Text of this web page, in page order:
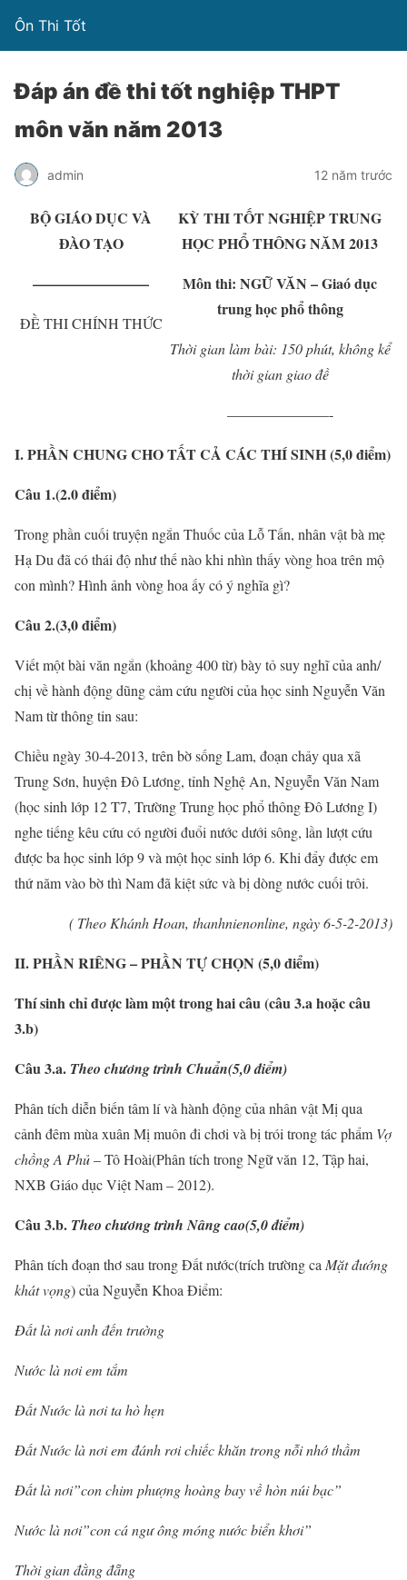
Ôn Thi Tốt
Đáp án đề thi tốt nghiệp THPT
môn văn năm 2013
admin 12 năm trước
BỘ GIÁO DỤC VÀ
ĐÀO TẠO
————————
ĐỀ THI CHÍNH THỨC
KỲ THI TỐT NGHIỆP TRUNG
HỌC PHỔ THÔNG NĂM 2013
Môn thi: NGỮ VĂN – Giaó dục
trung học phổ thông
Thời gian làm bài: 150 phút, không kể
thời gian giao đề
———————-
I. PHẦN CHUNG CHO TẤT CẢ CÁC THÍ SINH (5,0 điểm)
Câu 1.(2.0 điểm)
Trong phần cuối truyện ngắn Thuốc của Lỗ Tấn, nhân vật bà mẹ
Hạ Du đã có thái độ như thế nào khi nhìn thấy vòng hoa trên mộ
con mình? Hình ảnh vòng hoa ấy có ý nghĩa gì?
Câu 2.(3,0 điểm)
Viết một bài văn ngắn (khoảng 400 từ) bày tỏ suy nghĩ của anh/
chị về hành động dũng cảm cứu người của học sinh Nguyễn Văn
Nam từ thông tin sau:
Chiều ngày 30-4-2013, trên bờ sống Lam, đoạn chảy qua xã
Trung Sơn, huyện Đô Lương, tỉnh Nghệ An, Nguyễn Văn Nam
(học sinh lớp 12 T7, Trường Trung học phổ thông Đô Lương I)
nghe tiếng kêu cứu có người đuổi nước dưới sông, lần lượt cứu
được ba học sinh lớp 9 và một học sinh lớp 6. Khi đẩy được em
thứ năm vào bờ thì Nam đã kiệt sức và bị dòng nước cuối trôi.
( Theo Khánh Hoan, thanhnienonline, ngày 6-5-2-2013)
II. PHẦN RIÊNG – PHẦN TỰ CHỌN (5,0 điểm)
Thí sinh chỉ được làm một trong hai câu (câu 3.a hoặc câu
3.b)
Câu 3.a. Theo chương trình Chuẩn(5,0 điểm)
Phân tích diễn biến tâm lí và hành động của nhân vật Mị qua
cảnh đêm mùa xuân Mị muôn đi chơi và bị trói trong tác phẩm Vợ
chồng A Phủ– Tô Hoài(Phân tích trong Ngữ văn 12, Tập hai,
NXB Giáo dục Việt Nam – 2012).
Câu 3.b. Theo chương trình Nâng cao(5,0 điểm)
Phân tích đoạn thơ sau trong Đất nước(trích trường ca Mặt đướng
khát vọng) của Nguyễn Khoa Điểm:
Đất là nơi anh đến trường
Nước là nơi em tắm
Đất Nước là nơi ta hò hẹn
Đất Nước là nơi em đánh rơi chiếc khăn trong nỗi nhớ thầm
Đất là nơi”con chim phượng hoàng bay về hòn núi bạc”
Nước là nơi”con cá ngư ông móng nước biển khơi”
Thời gian đằng đẵng